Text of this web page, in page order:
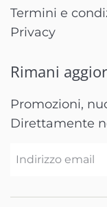
Termini e
Privacy
Rimani
Promozioni,
Direttamente